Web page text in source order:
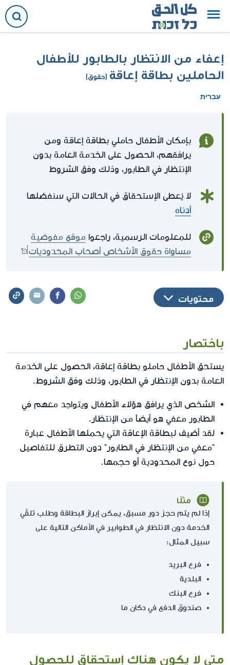
إعفاء من الانتظار بالطابور للأطفال
الحاملين بطاقة إعاقة (حقوق)
עברית
بإمكان الأطفال حاملي بطاقة إعاقة ومن
يرافقهم، الحصول على الخدمة العامة بدون
الإنتظار في الطابور، وذلك وفق الشروط
لا يُعطى الإستحقاق في الحالات التي سنفصّلها
أدناه
للمعلومات الرسمية، راجعوا موقع مفوضية
مساواة حقوق الأشخاص أصحاب المحدوديات
محتويات
باختصار
يستحق الأطفال حاملو بطاقة إعاقة، الحصول على الخدمة
العامة بدون الإنتظار في الطابور، وذلك وفق الشروط.
الشخص الذي يرافق هؤلاء الأطفال ويتواجد معهم في
الطابور معفي هو أيضاً من الإنتظار.
لقد أضيف لبطاقة الإعاقة التي يحملها الأطفال عبارة
"معفي من الإنتظار في الطابور" دون التطرق للتفاصيل
حول نوع المحدودية أو حجمها.
مثلًا
إذا لم يتم حجز دور مسبق، يمكن إبراز البطاقة وطلب تلقّي
الخدمة دون الانتظار في الطوابير في الأماكن التالية على
سبيل المثال:
فرع البريد
البلدية
فرع البنك
صندوق الدفع في دكان ما
متى لا يكون هناك إستحقاق للحصول